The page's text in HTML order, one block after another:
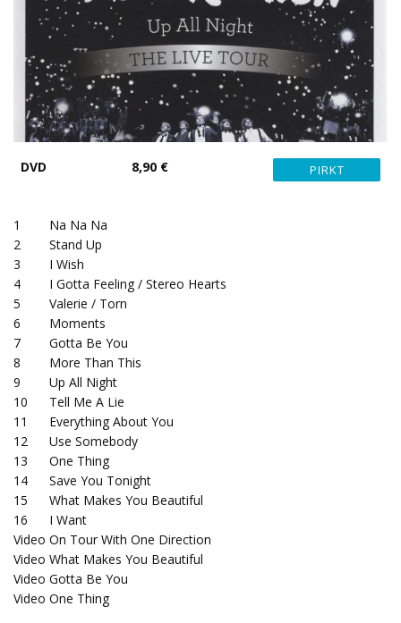
DVD 8,90 €
1
Na Na Na
2
Stand Up
3
I Wish
4
I Gotta Feeling / Stereo Hearts
5
Valerie / Torn
6
Moments
7
Gotta Be You
8
More Than This
9
Up All Night
10
Tell Me A Lie
11
Everything About You
12
Use Somebody
13
One Thing
14
Save You Tonight
15
What Makes You Beautiful
16
I Want
Video On Tour With One Direction
Video What Makes You Beautiful
Video Gotta Be You
Video One Thing